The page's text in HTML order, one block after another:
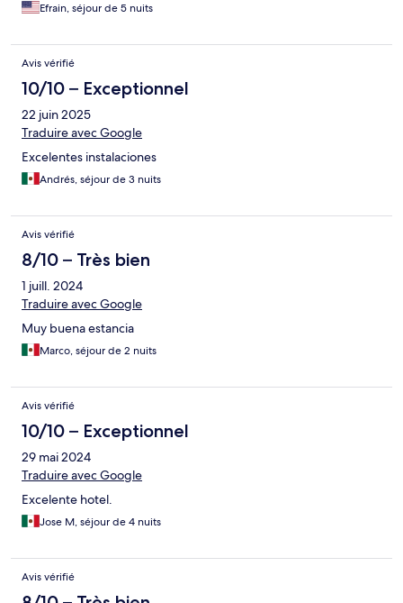
Efrain, séjour de 5 nuits
Avis vérifié
10/10 – Exceptionnel
22 juin 2025
Traduire avec Google
Excelentes instalaciones
Andrés, séjour de 3 nuits
Avis vérifié
8/10 – Très bien
1 juill. 2024
Traduire avec Google
Muy buena estancia
Marco, séjour de 2 nuits
Avis vérifié
10/10 – Exceptionnel
29 mai 2024
Traduire avec Google
Excelente hotel.
Jose M, séjour de 4 nuits
Avis vérifié